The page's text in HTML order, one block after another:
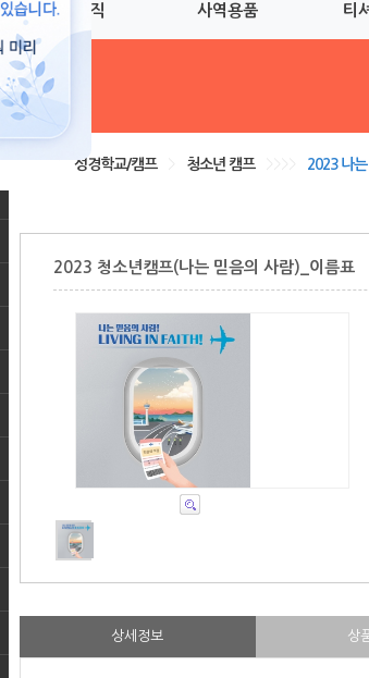
뮤직 사역용품 티
성경학교/캠프 청소년 캠프 2023 나
2023 청소년캠프(나는 믿음의 사람)_이름표
상세정보 상